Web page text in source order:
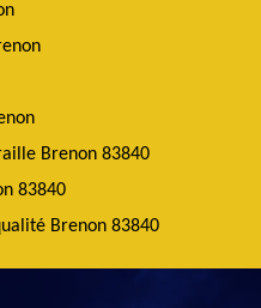
Brenon 83840
83840
Brenon 83840